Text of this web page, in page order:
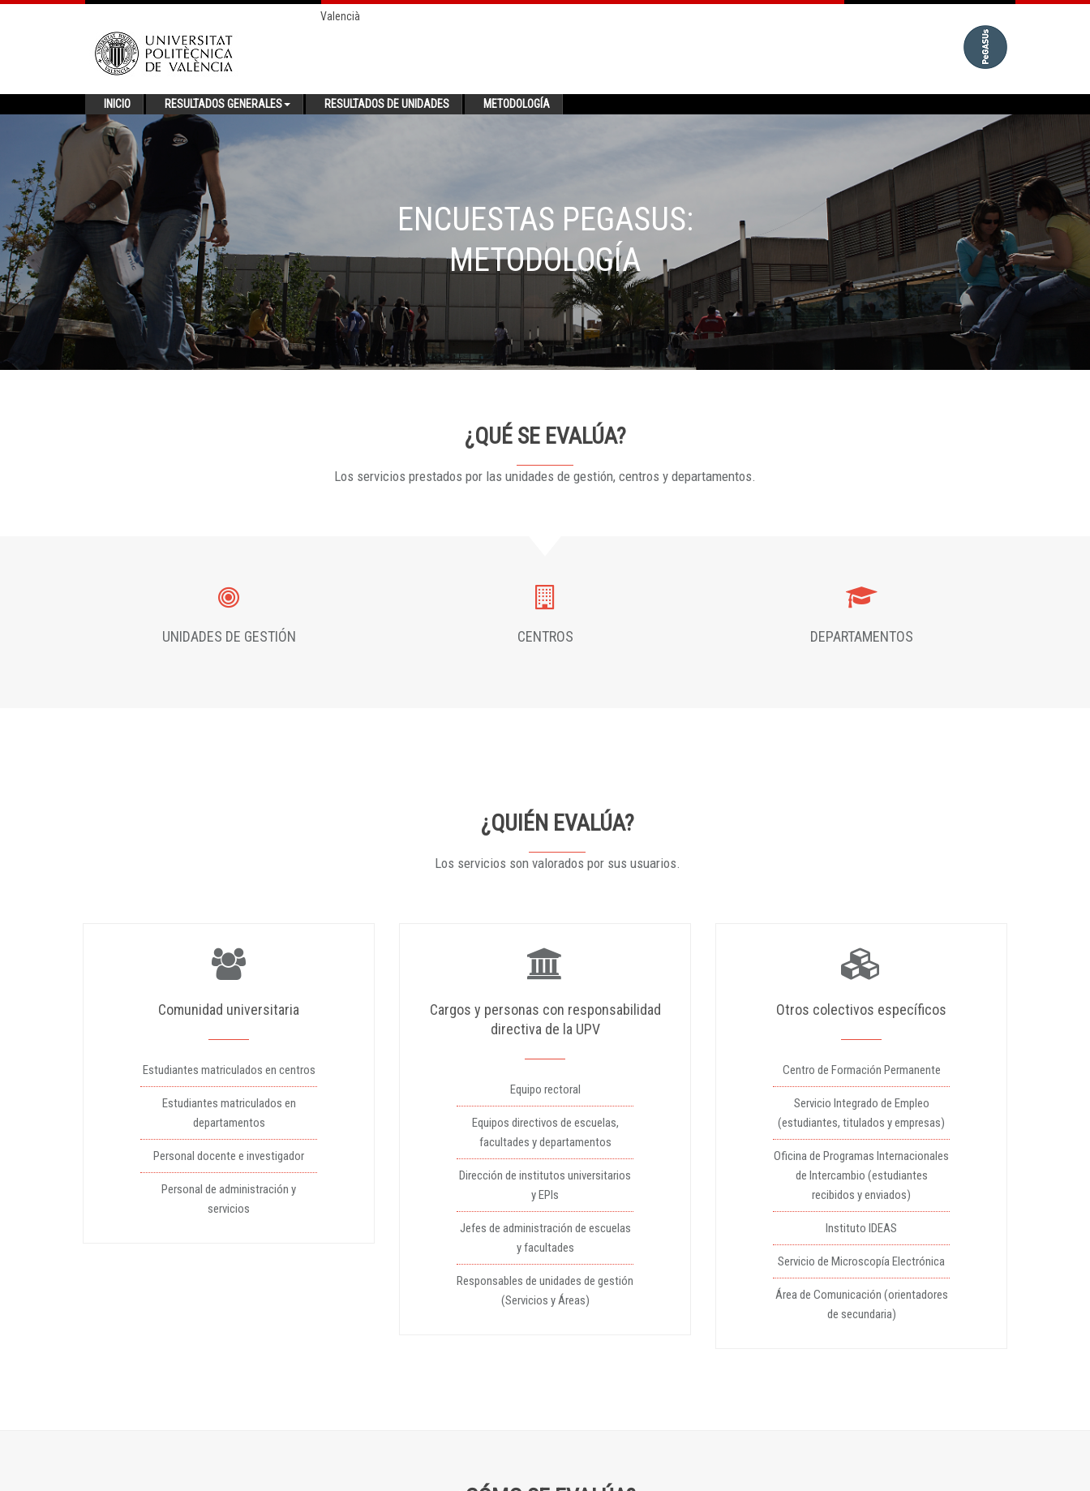
Valencià
INICIO RESULTADOS GENERALES RESULTADOS DE UNIDADES METODOLOGÍA
ENCUESTAS PEGASUS:
METODOLOGÍA
¿QUÉ SE EVALÚA?
Los servicios prestados por las unidades de gestión, centros y departamentos.
UNIDADES DE GESTIÓN CENTROS DEPARTAMENTOS
¿QUIÉN EVALÚA?
Los servicios son valorados por sus usuarios.
Comunidad universitaria
Estudiantes matriculados en centros
Estudiantes matriculados en
departamentos
Personal docente e investigador
Personal de administración y
servicios
Cargos y personas con responsabilidad
directiva de la UPV
Equipo rectoral
Equipos directivos de escuelas,
facultades y departamentos
Dirección de institutos universitarios
y EPIs
Jefes de administración de escuelas
y facultades
Responsables de unidades de gestión
(Servicios y Áreas)
Otros colectivos específicos
Centro de Formación Permanente
Servicio Integrado de Empleo
(estudiantes, titulados y empresas)
Oficina de Programas Internacionales
de Intercambio (estudiantes
recibidos y enviados)
Instituto IDEAS
Servicio de Microscopía Electrónica
Área de Comunicación (orientadores
de secundaria)